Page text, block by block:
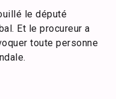
le député
Et le procureur a
toute personne